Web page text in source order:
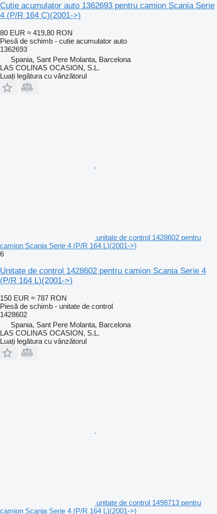
Cutie acumulator auto 1362693 pentru camion Scania Serie
4 (P/R 164 C)(2001->)
80 EUR ≈ 419,80 RON
Piesă de schimb - cutie acumulator auto
1362693
Spania, Sant Pere Molanta, Barcelona
LAS COLINAS OCASION, S.L.
Luați legătura cu vânzătorul
unitate de control 1428602 pentru
camion Scania Serie 4 (P/R 164 L)(2001->)
6
Unitate de control 1428602 pentru camion Scania Serie 4
(P/R 164 L)(2001->)
150 EUR ≈ 787 RON
Piesă de schimb - unitate de control
1428602
Spania, Sant Pere Molanta, Barcelona
LAS COLINAS OCASION, S.L.
Luați legătura cu vânzătorul
unitate de control 1498713 pentru
camion Scania Serie 4 (P/R 164 L)(2001->)